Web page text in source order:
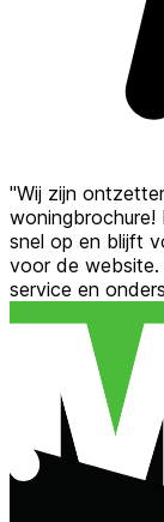
"Wij zijn
snel op en blijft
voor de website.
service en